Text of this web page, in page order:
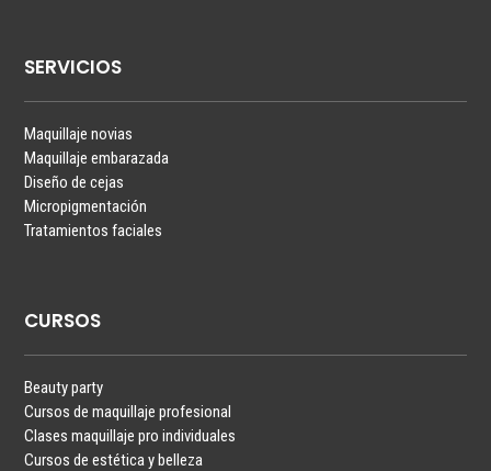
SERVICIOS
Maquillaje novias
Maquillaje embarazada
Diseño de cejas
Micropigmentación
Tratamientos faciales
CURSOS
Beauty party
Cursos de maquillaje profesional
Clases maquillaje pro individuales
Cursos de estética y belleza